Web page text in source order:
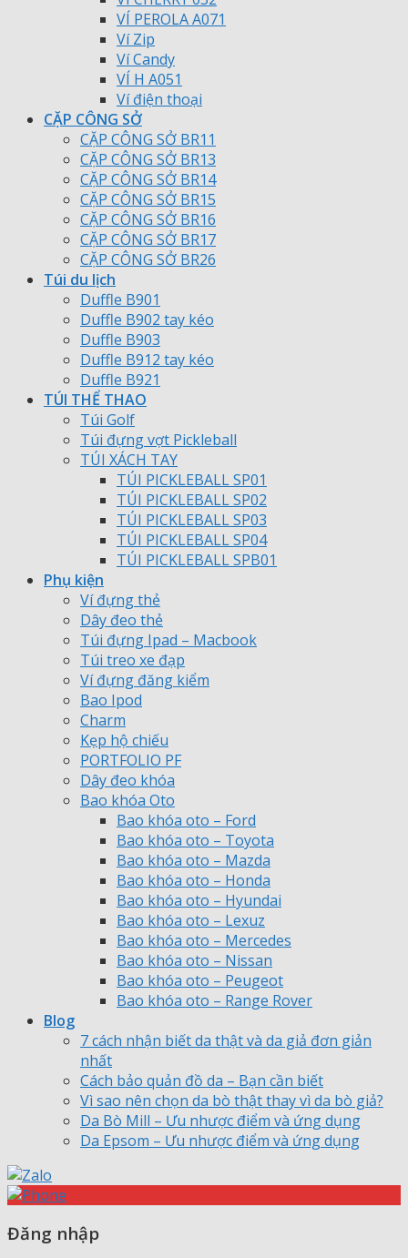
VÍ PEROLA A071
Ví Zip
Ví Candy
VÍ H A051
Ví điện thoại
CẶP CÔNG SỞ
CẶP CÔNG SỞ BR11
CẶP CÔNG SỞ BR13
CẶP CÔNG SỞ BR14
CẶP CÔNG SỞ BR15
CẶP CÔNG SỞ BR16
CẶP CÔNG SỞ BR17
CẶP CÔNG SỞ BR26
Túi du lịch
Duffle B901
Duffle B902 tay kéo
Duffle B903
Duffle B912 tay kéo
Duffle B921
TÚI THỂ THAO
Túi Golf
Túi đựng vợt Pickleball
TÚI XÁCH TAY
TÚI PICKLEBALL SP01
TÚI PICKLEBALL SP02
TÚI PICKLEBALL SP03
TÚI PICKLEBALL SP04
TÚI PICKLEBALL SPB01
Phụ kiện
Ví đựng thẻ
Dây đeo thẻ
Túi đựng Ipad – Macbook
Túi treo xe đạp
Ví đựng đăng kiểm
Bao Ipod
Charm
Kẹp hộ chiếu
PORTFOLIO PF
Dây đeo khóa
Bao khóa Oto
Bao khóa oto – Ford
Bao khóa oto – Toyota
Bao khóa oto – Mazda
Bao khóa oto – Honda
Bao khóa oto – Hyundai
Bao khóa oto – Lexuz
Bao khóa oto – Mercedes
Bao khóa oto – Nissan
Bao khóa oto – Peugeot
Bao khóa oto – Range Rover
Blog
7 cách nhận biết da thật và da giả đơn giản
nhất
Cách bảo quản đồ da – Bạn cần biết
Vì sao nên chọn da bò thật thay vì da bò giả?
Da Bò Mill – Ưu nhược điểm và ứng dụng
Da Epsom – Ưu nhược điểm và ứng dụng
Đăng nhập